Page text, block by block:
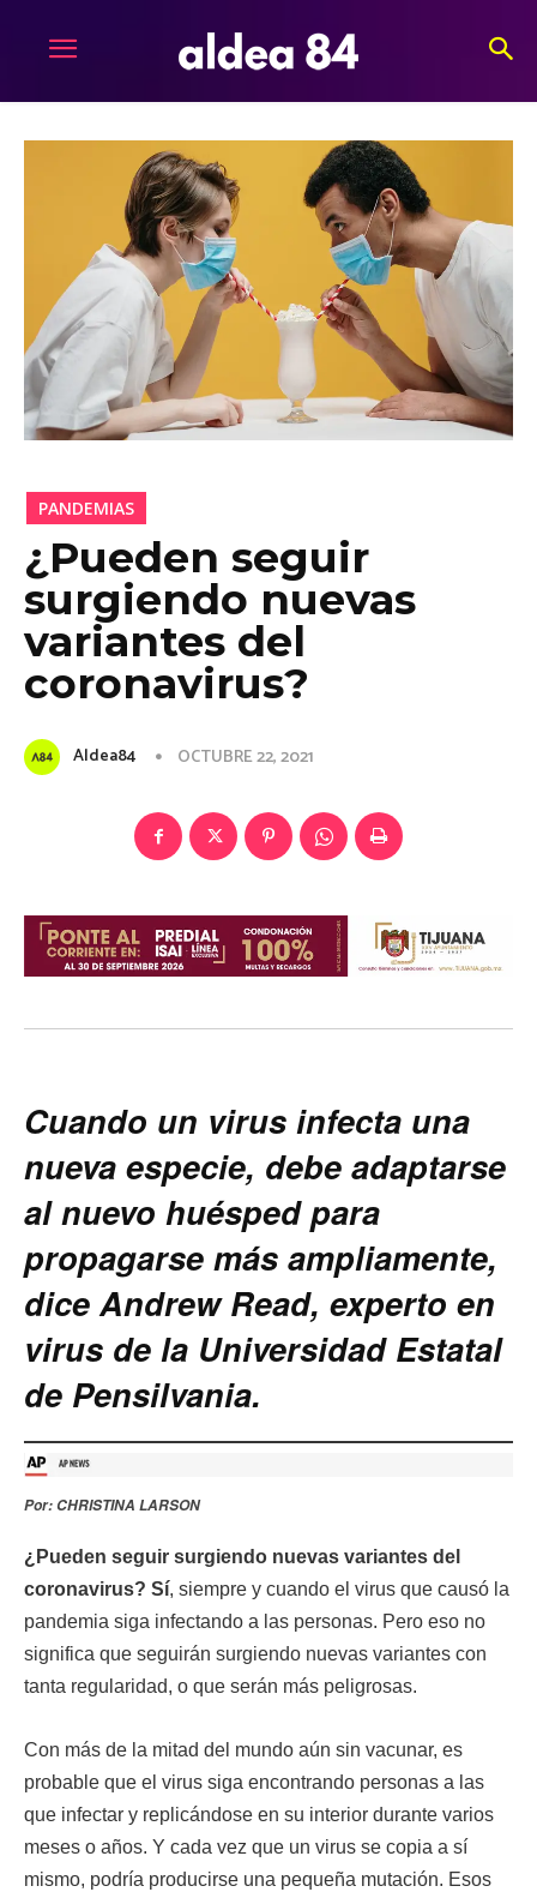
PANDEMIAS
¿Pueden seguir
surgiendo nuevas
variantes del
coronavirus?
Aldea84 OCTUBRE 22, 2021
Cuando un virus infecta una
nueva especie, debe adaptarse
al nuevo huésped para
propagarse más ampliamente,
dice Andrew Read, experto en
virus de la Universidad Estatal
de Pensilvania.
Por: CHRISTINA LARSON
¿Pueden seguir surgiendo nuevas variantes del
coronavirus? Sí, siempre y cuando el virus que causó la
pandemia siga infectando a las personas. Pero eso no
significa que seguirán surgiendo nuevas variantes con
tanta regularidad, o que serán más peligrosas.
Con más de la mitad del mundo aún sin vacunar, es
probable que el virus siga encontrando personas a las
que infectar y replicándose en su interior durante varios
meses o años. Y cada vez que un virus se copia a sí
mismo, podría producirse una pequeña mutación. Esos